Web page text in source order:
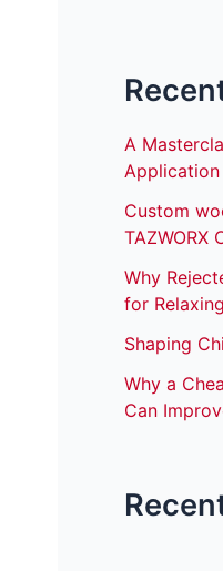
A
Application
Custom
TAZWORX
Why
for
Shaping
Why a
Can